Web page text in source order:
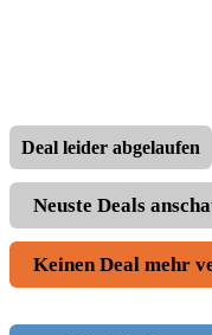
Deal leider abgelaufen
Neuste Deals
Keinen Deal mehr